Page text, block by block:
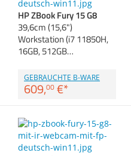
Anmelden | Registrieren
HP ZBook Fury 15 G8
39,6cm (15,6")
Workstation (i7 11850H,
16GB, 512GB…
GEBRAUCHTE B-WARE
609,00 €*